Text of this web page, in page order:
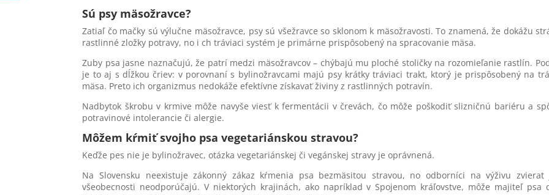
Sú psy mäsožravce?
Zatiaľ čo mačky sú výlučne mäsožravce, psy sú všežravce so sklonom k mäsožravosti. To znamená, že dokážu
rastlinné zložky potravy, no i ch tráviaci systém je primárne prispôsobený na spracovanie mäsa.
Zuby psa jasne naznačujú, že patrí medzi mäsožravcov – chýbajú mu ploché stoličky na rozomieľanie rastlín.
je to aj s dĺžkou čriev: v porovnaní s bylinožravcami majú psy krátky tráviaci trakt, ktorý je prispôsobený na
mäsa. Preto ich organizmus nedokáže efektívne získavať živiny z rastlinných potravín.
Nadbytok škrobu v krmive môže navyše viesť k fermentácii v črevách, čo môže poškodiť slizničnú bariéru a
potravinové intolerancie či alergie.
Môžem kŕmiť svojho psa vegetariánskou stravou?
Keďže pes nie je bylinožravec, otázka vegetariánskej či vegánskej stravy je oprávnená.
Na Slovensku neexistuje zákonný zákaz kŕmenia psa bezmäsitou stravou, no odborníci na výživu
všeobecnosti neodporúčajú. V niektorých krajinách, ako napríklad v Spojenom kráľovstve, môže majiteľ psa